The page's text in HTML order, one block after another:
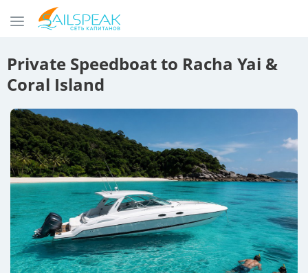
Private Speedboat to Racha Yai &
Coral Island